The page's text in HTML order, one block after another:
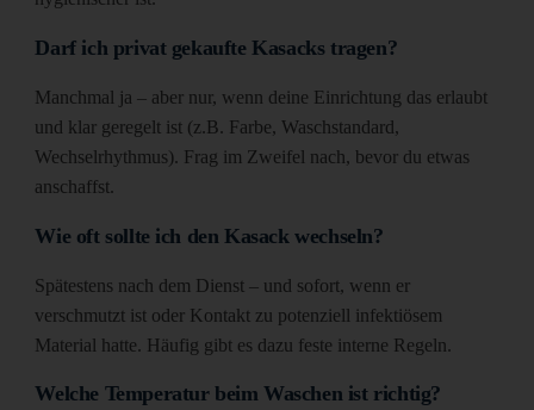
Darf ich privat gekaufte Kasacks tragen?
Manchmal ja – aber nur, wenn deine Einrichtung das erlaubt
und klar geregelt ist (z.B. Farbe, Waschstandard,
Wechselrhythmus). Frag im Zweifel nach, bevor du etwas
anschaffst.
Wie oft sollte ich den Kasack wechseln?
Spätestens nach dem Dienst – und sofort, wenn er
verschmutzt ist oder Kontakt zu potenziell infektiösem
Material hatte. Häufig gibt es dazu feste interne Regeln.
Welche Temperatur beim Waschen ist richtig?